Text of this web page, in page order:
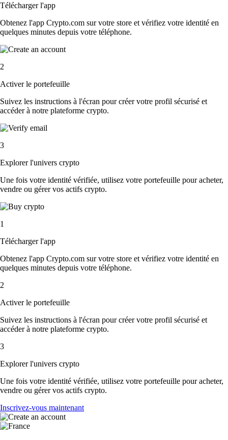
Télécharger l'app
Obtenez l'app Crypto.com sur votre store et vérifiez votre identité en
quelques minutes depuis votre téléphone.
2
Activer le portefeuille
Suivez les instructions à l'écran pour créer votre profil sécurisé et
accéder à notre plateforme crypto.
3
Explorer l'univers crypto
Une fois votre identité vérifiée, utilisez votre portefeuille pour acheter,
vendre ou gérer vos actifs crypto.
1
Télécharger l'app
Obtenez l'app Crypto.com sur votre store et vérifiez votre identité en
quelques minutes depuis votre téléphone.
2
Activer le portefeuille
Suivez les instructions à l'écran pour créer votre profil sécurisé et
accéder à notre plateforme crypto.
3
Explorer l'univers crypto
Une fois votre identité vérifiée, utilisez votre portefeuille pour acheter,
vendre ou gérer vos actifs crypto.
Inscrivez-vous maintenant